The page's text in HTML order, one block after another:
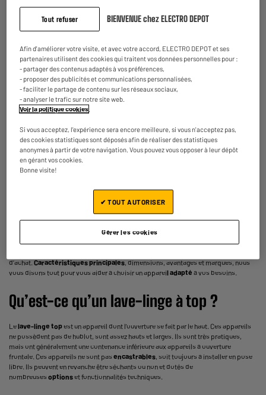
C
★★★★★
★★★★★
4.5/5(34)
Comparer
Lave-linge top 6 kg HOTPOINT CWMTG6241FR/N
Classe énergétique : C
Capacité : 6 kg
Vitesse d'essorage : 1200 t
369
Payer enplusieurs fois
Indisponible dans notre magasinà
Vous avez besoin d’une machine à laver pratique ? D’un appareilpetite
facile à installer dans une petite salle de bain ? D’un lave-linge doté
technologiesinnovantes ? Suivez le guide : nous vous donnons toutes les clés
d’achat. Caractéristiques principales, dimensions, avantages et marques, nous
vous disons tout pour vous aider à choisir un appareil adapté à vos besoins.
Qu’est-ce qu’un lave-linge à top ?
Lelave-linge topest un appareil dont l’ouverture se fait par le haut. Ces appareils
ne possèdent pas de hublot, sont assez hauts et larges. Ils sont très pratiques,
mais ont généralement une contenance inférieure aux appareils à ouverture
frontale. Ces appareils ne sont pas encastrables, soit toujours à installer en pose
libre. Ils peuvent en revanche être séchants ou non et dotés de
nombreuses optionset fonctionnalités techniques.
Tout refuser BIENVENUE chez ELECTRO DEPOT
Afin d'améliorer votre visite, et avec votre accord, ELECTRO DEPOT et ses
partenaires utilisent des cookies qui traitent vos données personnelles pour :
- partager des contenus adaptés à vos préférences,
- proposer des publicités et communications personnalisées,
- faciliter le partage de contenu sur les réseaux sociaux,
- analyser le trafic sur notre site web.
Voir la politique cookies
Si vous acceptez, l'expérience sera encore meilleure, si vous n'acceptez pas,
des cookies statistiques sont déposés afin de réaliser des statistiques
anonymes à partir de votre navigation. Vous pouvez vous opposer à leur dépôt
en gérant vos cookies.
Bonne visite!
Gérer les cookies
✔ TOUT AUTORISER